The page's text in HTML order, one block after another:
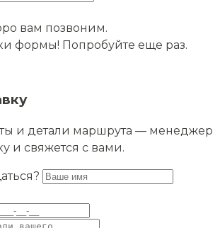
вам позвоним.
формы! Попробуйте еще раз.
и детали маршрута — менеджер
и свяжется с вами.